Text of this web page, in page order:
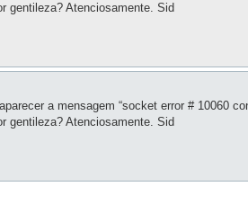
gentileza? Atenciosamente. Sid
a mensagem “socket error # 10060
gentileza? Atenciosamente. Sid